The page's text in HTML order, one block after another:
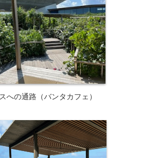
への通路（バンタカフェ）